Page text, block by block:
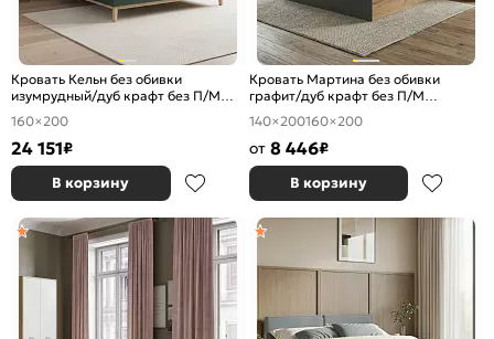
Кровать Кельн без обивки
изумрудный/дуб крафт без П/М
1600x2000, изголовье жесткое
160×200
24 151₽
В корзину
Кровать Мартина без обивки
графит/дуб крафт без П/М
1400x2000, изголовье жесткое
140×200160×200
от 8 446₽
В корзину